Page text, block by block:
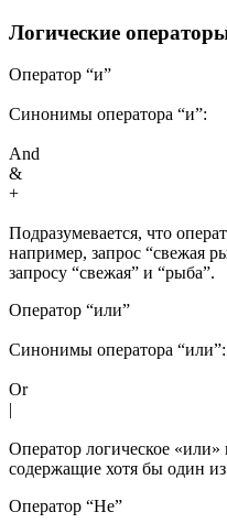
Логические
Оператор “и”
Синонимы оператора “и”:
And
&
+
Подразумевается, что
например, запрос “свежая
запросу “свежая” и “рыба”.
Оператор “или”
Синонимы оператора “или”:
Or
|
Оператор логическое «или»
содержащие хотя бы один
Оператор “Не”